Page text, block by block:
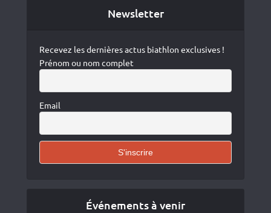
Newsletter
Recevez les dernières actus biathlon exclusives !
Prénom ou nom complet
Email
Événements à venir